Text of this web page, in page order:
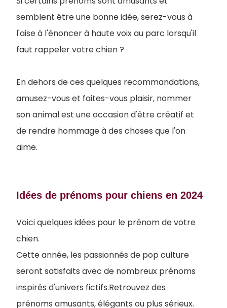
semblent être une bonne idée, serez-vous à
l'aise à l'énoncer à haute voix au parc lorsqu'il
faut rappeler votre chien ?
En dehors de ces quelques recommandations,
amusez-vous et faites-vous plaisir, nommer
son animal est une occasion d'être créatif et
de rendre hommage à des choses que l'on
aime.
Idées de prénoms pour chiens en 2024
Voici quelques idées pour le prénom de votre
chien.
Cette année, les passionnés de pop culture
seront satisfaits avec de nombreux prénoms
inspirés d'univers fictifs.Retrouvez des
prénoms amusants, élégants ou plus sérieux.